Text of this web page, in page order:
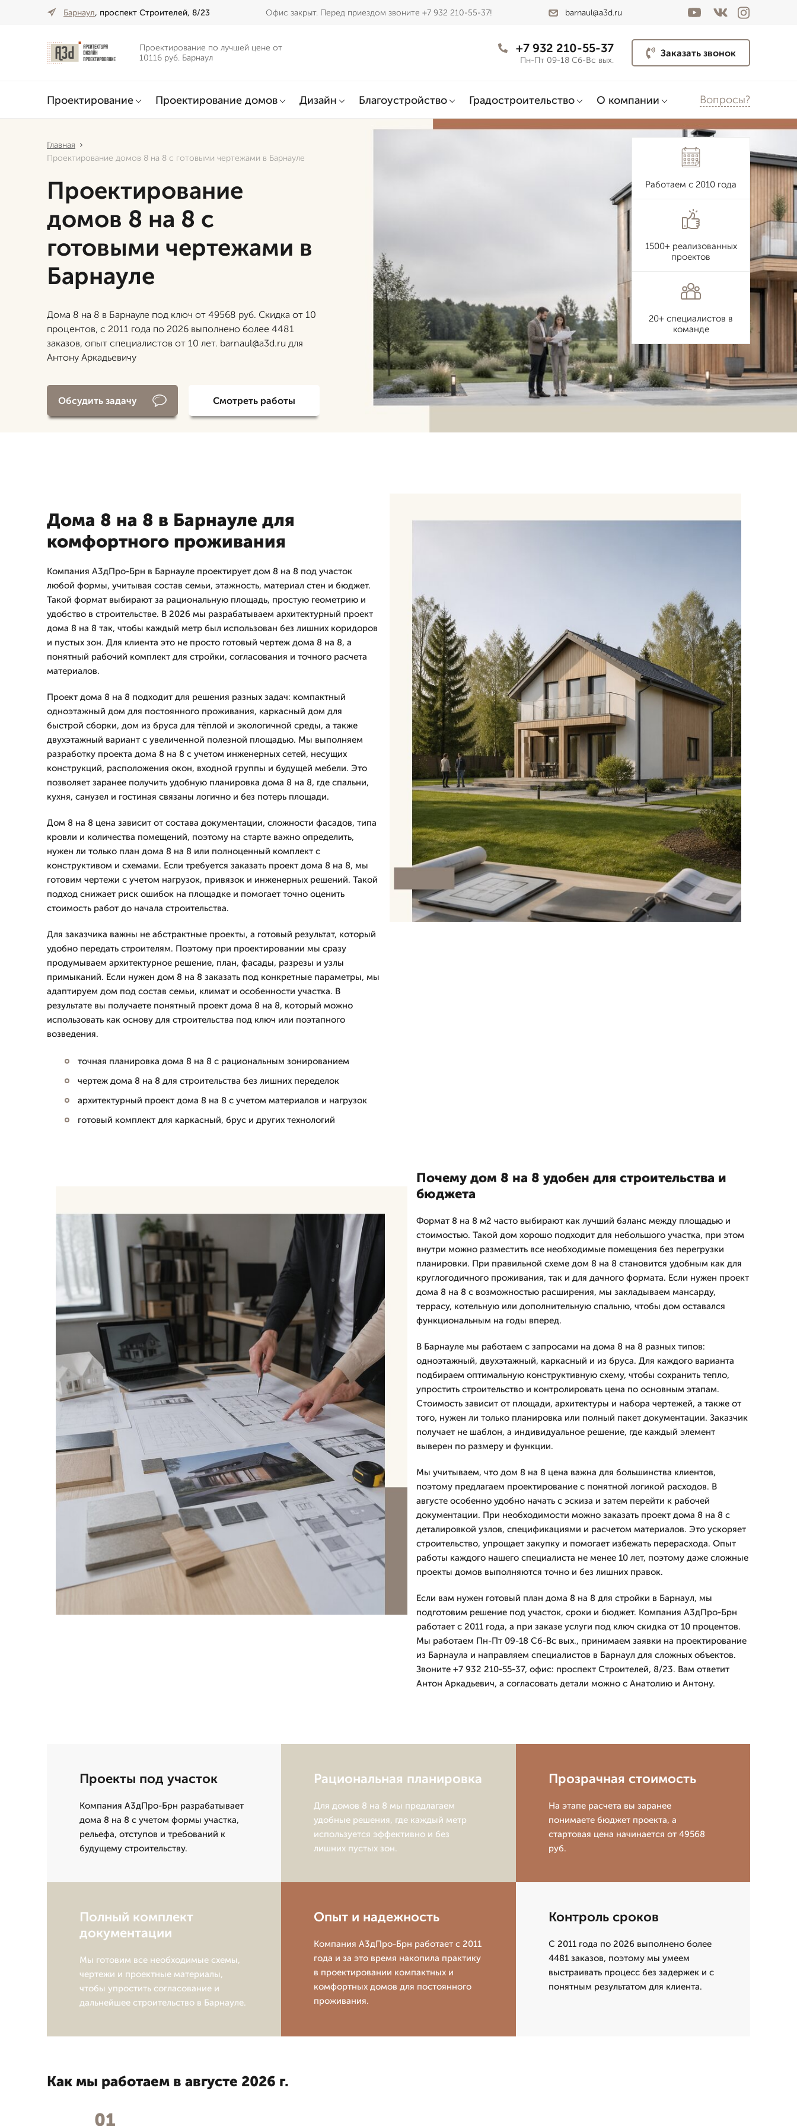
Барнаул, проспект Строителей, 8/23 Офис закрыт. Перед приездом звоните +7 932 210-55-37! barnaul@a3d.ru
Проектирование по лучшей цене от
10116 руб. Барнаул
+7 932 210-55-37
Пн-Пт 09-18 Сб-Вс вых.
Заказать звонок
Проектирование Проектирование домов Дизайн Благоустройство Градостроительство О компании Вопросы?
Главная
Проектирование домов 8 на 8 с готовыми чертежами в Барнауле
Проектирование
домов 8 на 8 с
готовыми чертежами в
Барнауле
Дома 8 на 8 в Барнауле под ключ от 49568 руб. Скидка от 10
процентов, с 2011 года по 2026 выполнено более 4481
заказов, опыт специалистов от 10 лет. barnaul@a3d.ru для
Антону Аркадьевичу
Обсудить задачу Смотреть работы
Работаем с 2010 года
1500+ реализованных
проектов
20+ специалистов в
команде
Дома 8 на 8 в Барнауле для
комфортного проживания
Компания А3дПро-Брн в Барнауле проектирует дом 8 на 8 под участок
любой формы, учитывая состав семьи, этажность, материал стен и бюджет.
Такой формат выбирают за рациональную площадь, простую геометрию и
удобство в строительстве. В 2026 мы разрабатываем архитектурный проект
дома 8 на 8 так, чтобы каждый метр был использован без лишних коридоров
и пустых зон. Для клиента это не просто готовый чертеж дома 8 на 8, а
понятный рабочий комплект для стройки, согласования и точного расчета
материалов.
Проект дома 8 на 8 подходит для решения разных задач: компактный
одноэтажный дом для постоянного проживания, каркасный дом для
быстрой сборки, дом из бруса для тёплой и экологичной среды, а также
двухэтажный вариант с увеличенной полезной площадью. Мы выполняем
разработку проекта дома 8 на 8 с учетом инженерных сетей, несущих
конструкций, расположения окон, входной группы и будущей мебели. Это
позволяет заранее получить удобную планировка дома 8 на 8, где спальни,
кухня, санузел и гостиная связаны логично и без потерь площади.
Дом 8 на 8 цена зависит от состава документации, сложности фасадов, типа
кровли и количества помещений, поэтому на старте важно определить,
нужен ли только план дома 8 на 8 или полноценный комплект с
конструктивом и схемами. Если требуется заказать проект дома 8 на 8, мы
готовим чертежи с учетом нагрузок, привязок и инженерных решений. Такой
подход снижает риск ошибок на площадке и помогает точно оценить
стоимость работ до начала строительства.
Для заказчика важны не абстрактные проекты, а готовый результат, который
удобно передать строителям. Поэтому при проектировании мы сразу
продумываем архитектурное решение, план, фасады, разрезы и узлы
примыканий. Если нужен дом 8 на 8 заказать под конкретные параметры, мы
адаптируем дом под состав семьи, климат и особенности участка. В
результате вы получаете понятный проект дома 8 на 8, который можно
использовать как основу для строительства под ключ или поэтапного
возведения.
точная планировка дома 8 на 8 с рациональным зонированием
чертеж дома 8 на 8 для строительства без лишних переделок
архитектурный проект дома 8 на 8 с учетом материалов и нагрузок
готовый комплект для каркасный, брус и других технологий
Почему дом 8 на 8 удобен для строительства и
бюджета
Формат 8 на 8 м2 часто выбирают как лучший баланс между площадью и
стоимостью. Такой дом хорошо подходит для небольшого участка, при этом
внутри можно разместить все необходимые помещения без перегрузки
планировки. При правильной схеме дом 8 на 8 становится удобным как для
круглогодичного проживания, так и для дачного формата. Если нужен проект
дома 8 на 8 с возможностью расширения, мы закладываем мансарду,
террасу, котельную или дополнительную спальню, чтобы дом оставался
функциональным на годы вперед.
В Барнауле мы работаем с запросами на дома 8 на 8 разных типов:
одноэтажный, двухэтажный, каркасный и из бруса. Для каждого варианта
подбираем оптимальную конструктивную схему, чтобы сохранить тепло,
упростить строительство и контролировать цена по основным этапам.
Стоимость зависит от площади, архитектуры и набора чертежей, а также от
того, нужен ли только планировка или полный пакет документации. Заказчик
получает не шаблон, а индивидуальное решение, где каждый элемент
выверен по размеру и функции.
Мы учитываем, что дом 8 на 8 цена важна для большинства клиентов,
поэтому предлагаем проектирование с понятной логикой расходов. В
августе особенно удобно начать с эскиза и затем перейти к рабочей
документации. При необходимости можно заказать проект дома 8 на 8 с
деталировкой узлов, спецификациями и расчетом материалов. Это ускоряет
строительство, упрощает закупку и помогает избежать перерасхода. Опыт
работы каждого нашего специалиста не менее 10 лет, поэтому даже сложные
проекты домов выполняются точно и без лишних правок.
Если вам нужен готовый план дома 8 на 8 для стройки в Барнаул, мы
подготовим решение под участок, сроки и бюджет. Компания А3дПро-Брн
работает с 2011 года, а при заказе услуги под ключ скидка от 10 процентов.
Мы работаем Пн-Пт 09-18 Сб-Вс вых., принимаем заявки на проектирование
из Барнаула и направляем специалистов в Барнаул для сложных объектов.
Звоните +7 932 210-55-37, офис: проспект Строителей, 8/23. Вам ответит
Антон Аркадьевич, а согласовать детали можно с Анатолию и Антону.
Проекты под участок
Компания А3дПро-Брн разрабатывает
дома 8 на 8 с учетом формы участка,
рельефа, отступов и требований к
будущему строительству.
Рациональная планировка
Для домов 8 на 8 мы предлагаем
удобные решения, где каждый метр
используется эффективно и без
лишних пустых зон.
Прозрачная стоимость
На этапе расчета вы заранее
понимаете бюджет проекта, а
стартовая цена начинается от 49568
руб.
Полный комплект
документации
Мы готовим все необходимые схемы,
чертежи и проектные материалы,
чтобы упростить согласование и
дальнейшее строительство в Барнауле.
Опыт и надежность
Компания А3дПро-Брн работает с 2011
года и за это время накопила практику
в проектировании компактных и
комфортных домов для постоянного
проживания.
Контроль сроков
С 2011 года по 2026 выполнено более
4481 заказов, поэтому мы умеем
выстраивать процесс без задержек и с
понятным результатом для клиента.
Как мы работаем в августе 2026 г.
01